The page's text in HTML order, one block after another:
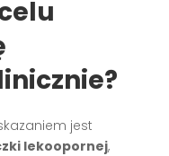
jest
lekoopornej,